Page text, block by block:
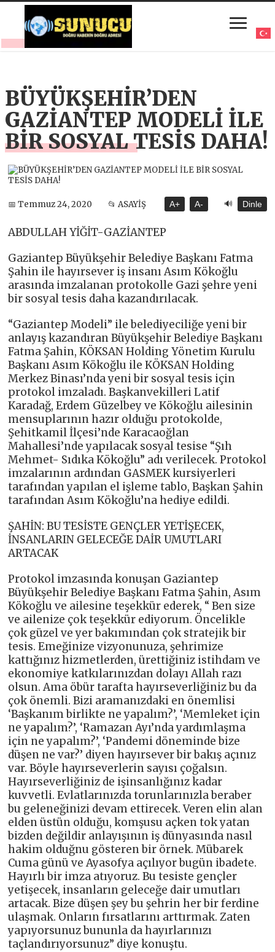
BÜYÜKŞEHİR’DEN
GAZİANTEP MODELİ İLE
BİR SOSYAL TESİS DAHA!
📅 Temmuz 24, 2020 📂 ASAYİŞ A+ A- 🔊 Dinle
ABDULLAH YİĞİT-GAZİANTEP
Gaziantep Büyükşehir Belediye Başkanı Fatma
Şahin ile hayırsever iş insanı Asım Kökoğlu
arasında imzalanan protokolle Gazi şehre yeni
bir sosyal tesis daha kazandırılacak.
“Gaziantep Modeli” ile belediyeciliğe yeni bir
anlayış kazandıran Büyükşehir Belediye Başkanı
Fatma Şahin, KÖKSAN Holding Yönetim Kurulu
Başkanı Asım Kökoğlu ile KÖKSAN Holding
Merkez Binası’nda yeni bir sosyal tesis için
protokol imzaladı. Başkanvekilleri Latif
Karadağ, Erdem Güzelbey ve Kökoğlu ailesinin
mensuplarının hazır olduğu protokolde,
Şehitkamil İlçesi’nde Karacaoğlan
Mahallesi’nde yapılacak sosyal tesise “Şıh
Mehmet- Sıdıka Kökoğlu” adı verilecek. Protokol
imzalarının ardından GASMEK kursiyerleri
tarafından yapılan el işleme tablo, Başkan Şahin
tarafından Asım Kökoğlu’na hediye edildi.
ŞAHİN: BU TESİSTE GENÇLER YETİŞECEK,
İNSANLARIN GELECEĞE DAİR UMUTLARI
ARTACAK
Protokol imzasında konuşan Gaziantep
Büyükşehir Belediye Başkanı Fatma Şahin, Asım
Kökoğlu ve ailesine teşekkür ederek, “ Ben size
ve ailenize çok teşekkür ediyorum. Öncelikle
çok güzel ve yer bakımından çok stratejik bir
tesis. Emeğinize vizyonunuza, şehrimize
kattığınız hizmetlerden, ürettiğiniz istihdam ve
ekonomiye katkılarınızdan dolayı Allah razı
olsun. Ama öbür tarafta hayırseverliğiniz bu da
çok önemli. Bizi aramanızdaki en önemlisi
‘Başkanım birlikte ne yapalım?’, ‘Memleket için
ne yapalım?’, ‘Ramazan Ayı’nda yardımlaşma
için ne yapalım?’, ‘Pandemi döneminde bize
düşen ne var?’ diyen hayırsever bir bakış açınız
var. Böyle hayırseverlerin sayısı çoğalsın.
Hayırseverliğiniz de işinsanlığınız kadar
kuvvetli. Evlatlarınızda torunlarınızla beraber
bu geleneğinizi devam ettirecek. Veren elin alan
elden üstün olduğu, komşusu açken tok yatan
bizden değildir anlayışının iş dünyasında nasıl
hakim olduğnu gösteren bir örnek. Mübarek
Cuma günü ve Ayasofya açılıyor bugün ibadete.
Hayırlı bir imza atıyoruz. Bu tesiste gençler
yetişecek, insanların geleceğe dair umutları
artacak. Bize düşen şey bu şehrin her bir ferdine
ulaşmak. Onların fırsatlarını arttırmak. Zaten
yapıyorsunuz bununla da hayırlarınızı
taçlandırıyorsunuz” diye konuştu.